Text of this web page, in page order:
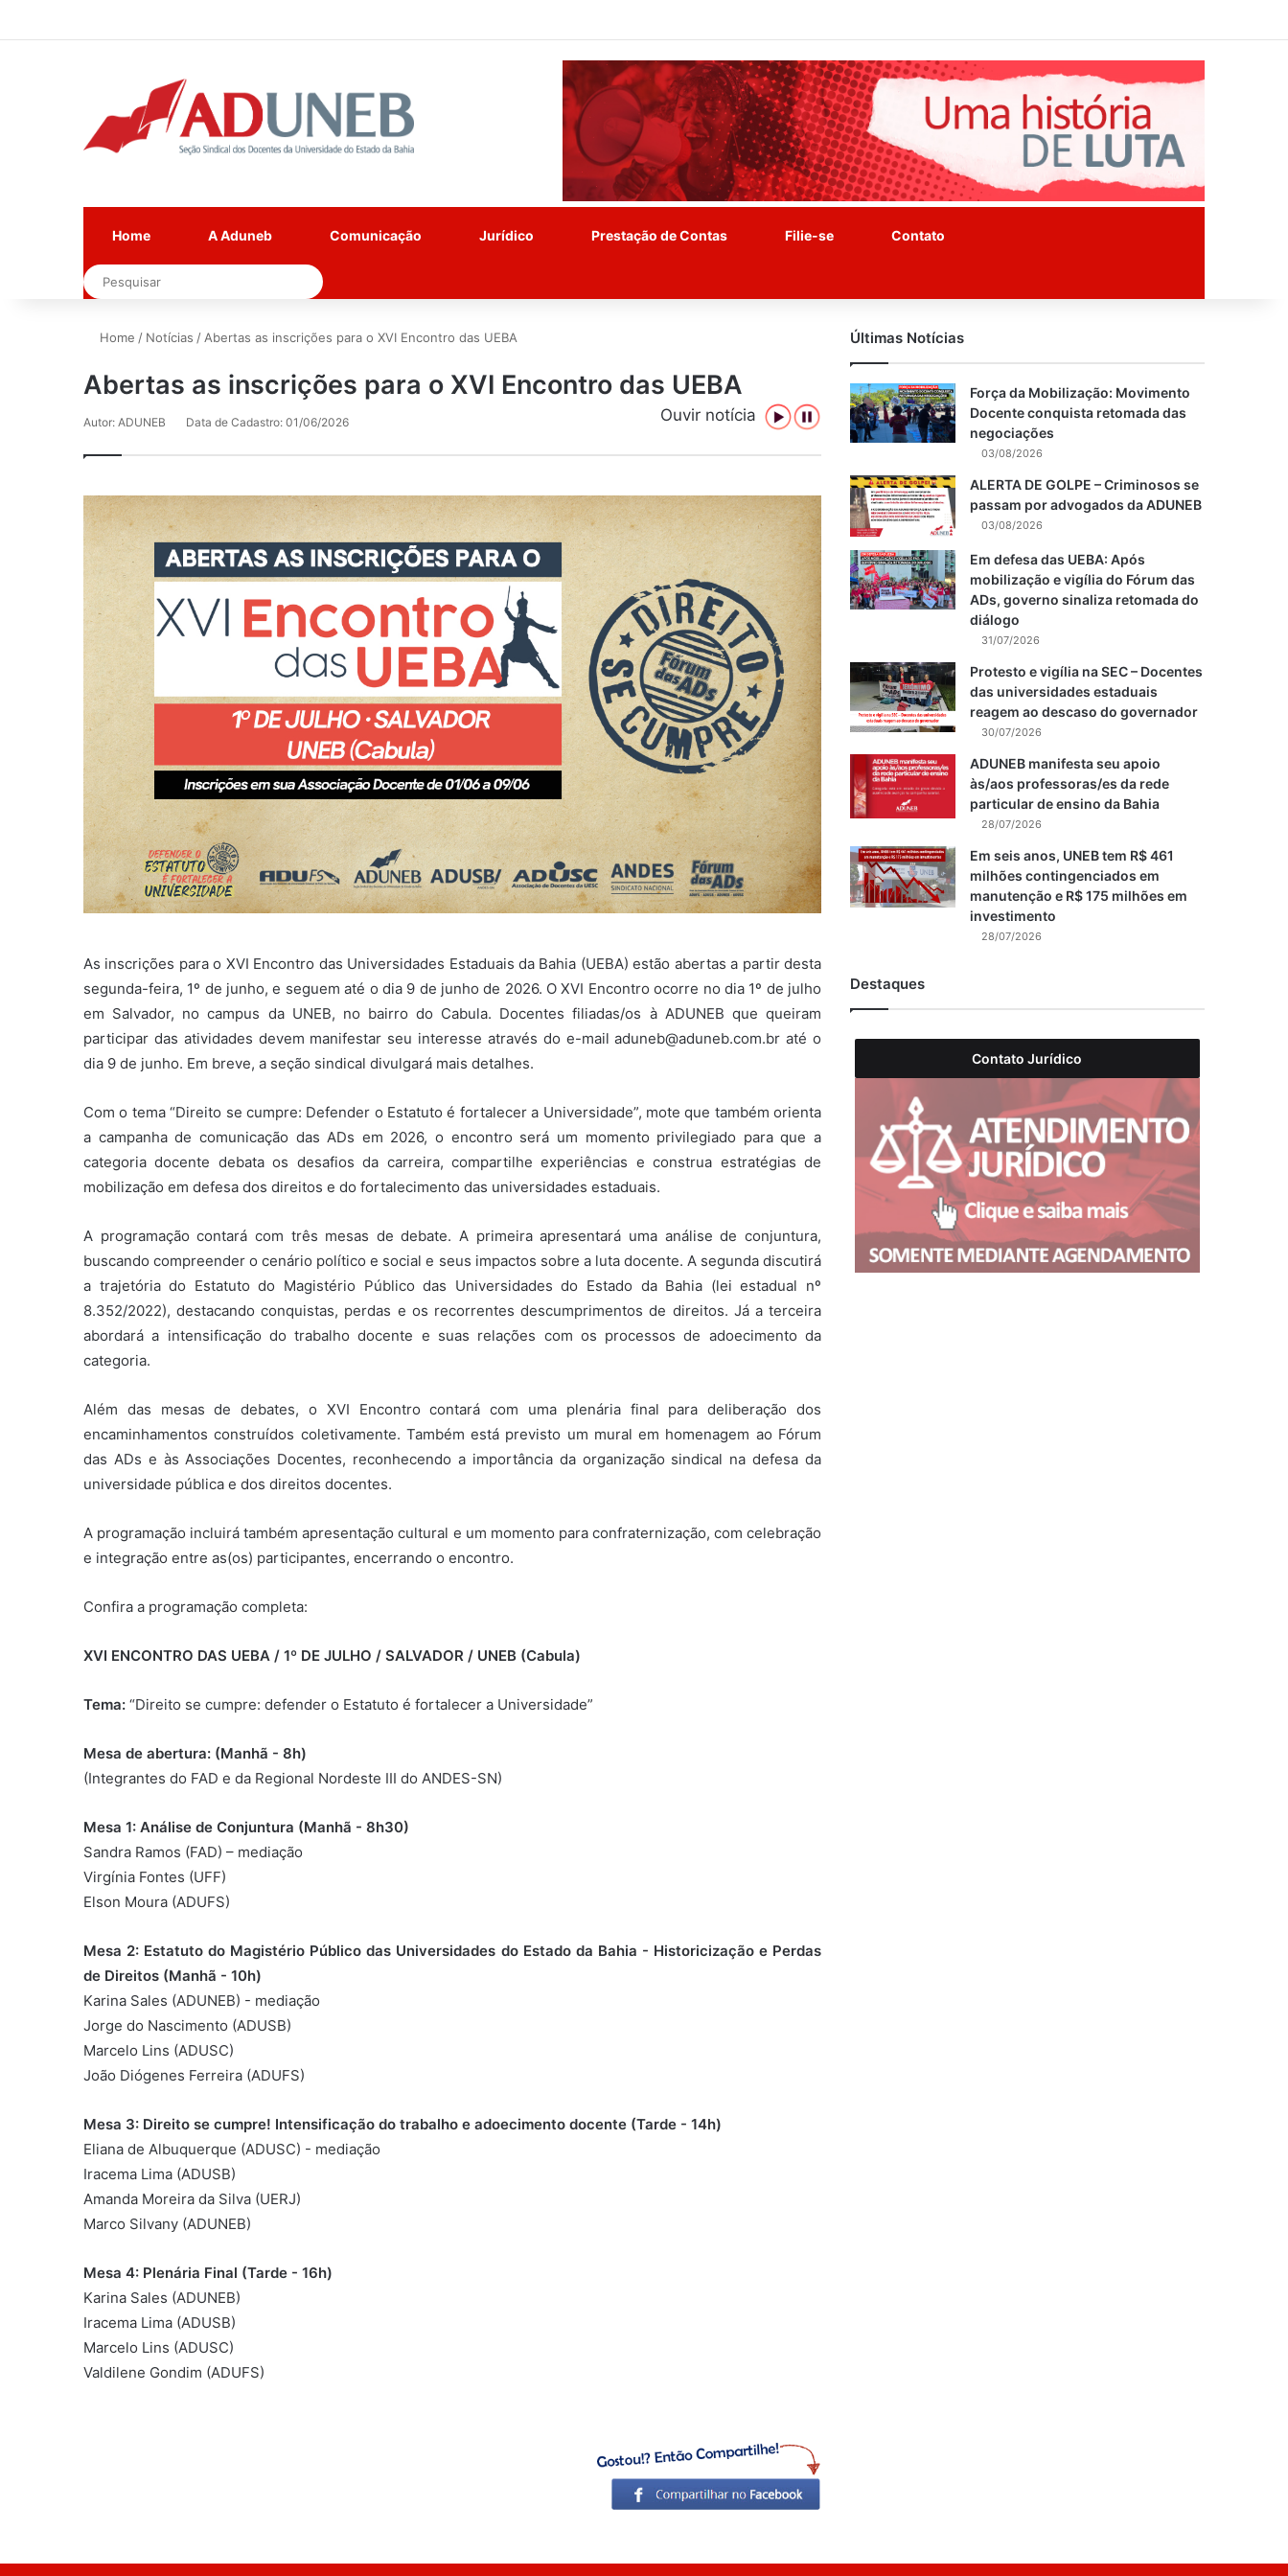
Home A Aduneb Comunicação Jurídico Prestação de Contas Filie-se Contato
Pesquisar
Home / Notícias / Abertas as inscrições para o XVI Encontro das UEBA
Abertas as inscrições para o XVI Encontro das UEBA
Ouvir notícia
Autor: ADUNEB Data de Cadastro: 01/06/2026
As inscrições para o XVI Encontro das Universidades Estaduais da Bahia (UEBA) estão abertas a partir desta
segunda-feira, 1º de junho, e seguem até o dia 9 de junho de 2026. O XVI Encontro ocorre no dia 1º de julho
em Salvador, no campus da UNEB, no bairro do Cabula. Docentes filiadas/os à ADUNEB que queiram
participar das atividades devem manifestar seu interesse através do e-mail aduneb@aduneb.com.br até o
dia 9 de junho. Em breve, a seção sindical divulgará mais detalhes.
Com o tema “Direito se cumpre: Defender o Estatuto é fortalecer a Universidade”, mote que também orienta
a campanha de comunicação das ADs em 2026, o encontro será um momento privilegiado para que a
categoria docente debata os desafios da carreira, compartilhe experiências e construa estratégias de
mobilização em defesa dos direitos e do fortalecimento das universidades estaduais.
A programação contará com três mesas de debate. A primeira apresentará uma análise de conjuntura,
buscando compreender o cenário político e social e seus impactos sobre a luta docente. A segunda discutirá
a trajetória do Estatuto do Magistério Público das Universidades do Estado da Bahia (lei estadual nº
8.352/2022), destacando conquistas, perdas e os recorrentes descumprimentos de direitos. Já a terceira
abordará a intensificação do trabalho docente e suas relações com os processos de adoecimento da
categoria.
Além das mesas de debates, o XVI Encontro contará com uma plenária final para deliberação dos
encaminhamentos construídos coletivamente. Também está previsto um mural em homenagem ao Fórum
das ADs e às Associações Docentes, reconhecendo a importância da organização sindical na defesa da
universidade pública e dos direitos docentes.
A programação incluirá também apresentação cultural e um momento para confraternização, com celebração
e integração entre as(os) participantes, encerrando o encontro.
Confira a programação completa:
XVI ENCONTRO DAS UEBA / 1º DE JULHO / SALVADOR / UNEB (Cabula)
Tema: “Direito se cumpre: defender o Estatuto é fortalecer a Universidade”
Mesa de abertura: (Manhã - 8h)
(Integrantes do FAD e da Regional Nordeste III do ANDES-SN)
Mesa 1: Análise de Conjuntura (Manhã - 8h30)
Sandra Ramos (FAD) – mediação
Virgínia Fontes (UFF)
Elson Moura (ADUFS)
Mesa 2: Estatuto do Magistério Público das Universidades do Estado da Bahia - Historicização e Perdas
de Direitos (Manhã - 10h)
Karina Sales (ADUNEB) - mediação
Jorge do Nascimento (ADUSB)
Marcelo Lins (ADUSC)
João Diógenes Ferreira (ADUFS)
Mesa 3: Direito se cumpre! Intensificação do trabalho e adoecimento docente (Tarde - 14h)
Eliana de Albuquerque (ADUSC) - mediação
Iracema Lima (ADUSB)
Amanda Moreira da Silva (UERJ)
Marco Silvany (ADUNEB)
Mesa 4: Plenária Final (Tarde - 16h)
Karina Sales (ADUNEB)
Iracema Lima (ADUSB)
Marcelo Lins (ADUSC)
Valdilene Gondim (ADUFS)
Últimas Notícias
Força da Mobilização: Movimento
Docente conquista retomada das
negociações
03/08/2026
ALERTA DE GOLPE – Criminosos se
passam por advogados da ADUNEB
03/08/2026
Em defesa das UEBA: Após
mobilização e vigília do Fórum das
ADs, governo sinaliza retomada do
diálogo
31/07/2026
Protesto e vigília na SEC – Docentes
das universidades estaduais
reagem ao descaso do governador
30/07/2026
ADUNEB manifesta seu apoio
às/aos professoras/es da rede
particular de ensino da Bahia
28/07/2026
Em seis anos, UNEB tem R$ 461
milhões contingenciados em
manutenção e R$ 175 milhões em
investimento
28/07/2026
Destaques
Contato Jurídico